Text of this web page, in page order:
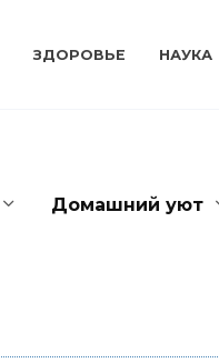
ЗДОРОВЬЕ НАУКА
Домашний уют